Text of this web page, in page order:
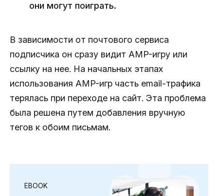
они могут поиграть.
В зависимости от почтового сервиса
подписчика он сразу видит AMP-игру или
ссылку на нее. На начальных этапах
использования AMP-игр часть email-трафика
терялась при переходе на сайт. Эта проблема
была решена путем добавления вручную
тегов к обоим письмам.
EBOOK